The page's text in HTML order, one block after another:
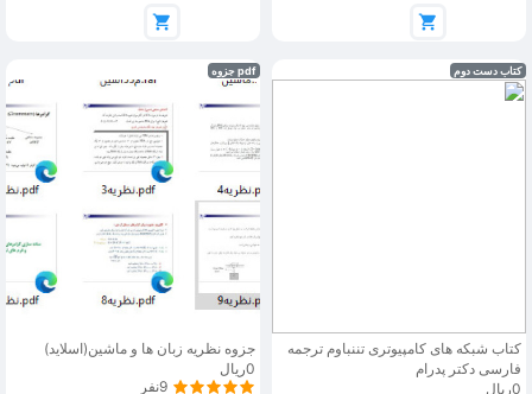
کتاب دست دوم
کتاب شبکه های کامپیوتری تننباوم ترجمه
فارسی دکتر پدرام
0ریال
pdf جزوه
جزوه نظریه زبان ها و ماشین(اسلاید)
0ریال
9نفر